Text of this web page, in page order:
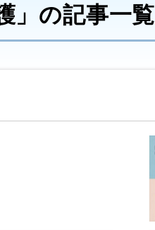
」の記事一覧